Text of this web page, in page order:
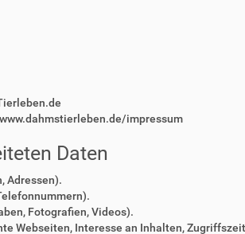
impressum
Daten
Adressen).
Fotografien, Videos).
Webseiten, Interesse an Inhalten,